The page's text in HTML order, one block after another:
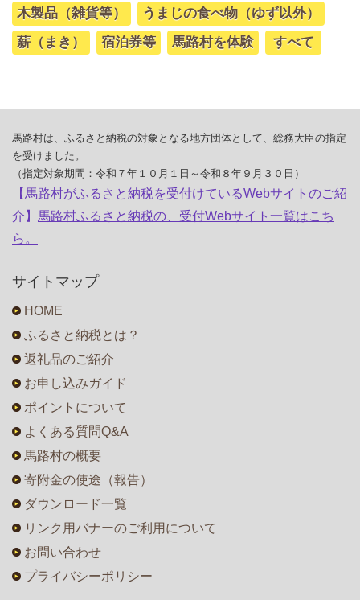
木製品（雑貨等）
うまじの食べ物（ゆず以外）
薪（まき）
宿泊券等 馬路村を体験 すべて
馬路村は、ふるさと納税の対象となる地方団体として、総務大臣の指定
を受けました。
（指定対象期間：令和７年１０月１日～令和８年９月３０日）
【馬路村がふるさと納税を受付けているWebサイトのご紹
介】 馬路村ふるさと納税の、受付Webサイト一覧はこち
ら。
サイトマップ
HOME
ふるさと納税とは？
返礼品のご紹介
お申し込みガイド
ポイントについて
よくある質問Q&A
馬路村の概要
寄附金の使途（報告）
ダウンロード一覧
リンク用バナーのご利用について
お問い合わせ
プライバシーポリシー